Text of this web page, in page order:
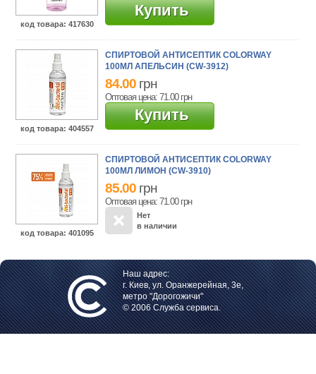
код товара: 417630
Купить
код товара: 404557
СПИРТОВОЙ АНТИСЕПТИК COLORWAY
100МЛ АПЕЛЬСИН (CW-3912)
84.00 грн
Оптовая цена: 71.00 грн
Купить
код товара: 401095
СПИРТОВОЙ АНТИСЕПТИК COLORWAY
100МЛ ЛИМОН (CW-3910)
85.00 грн
Оптовая цена: 71.00 грн
Нет
в наличии
Наш адрес:
г. Киев, ул. Оранжерейная, 3е,
метро "Дорогожичи"
© 2006 Служба сервиса.